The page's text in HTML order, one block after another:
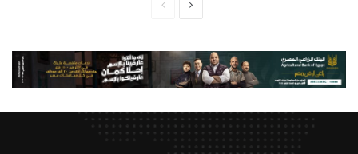
الصفحةالصفحة